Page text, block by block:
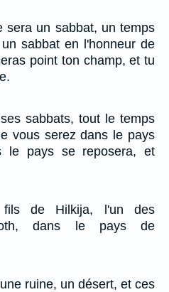
sera un sabbat, un temps
sabbat en l'honneur de
point ton champ, et tu
sabbats, tout le temps
vous serez dans le pays
le pays se reposera, et
fils de Hilkija, l'un des
dans le pays de
ruine, un désert, et ces